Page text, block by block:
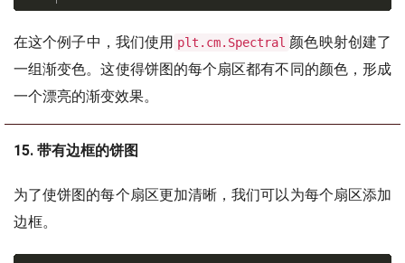
在这个例子中，我们使用 plt.cm.Spectral 颜色映射创建了
一组渐变色。这使得饼图的每个扇区都有不同的颜色，形成
一个漂亮的渐变效果。
15. 带有边框的饼图
为了使饼图的每个扇区更加清晰，我们可以为每个扇区添加
边框。